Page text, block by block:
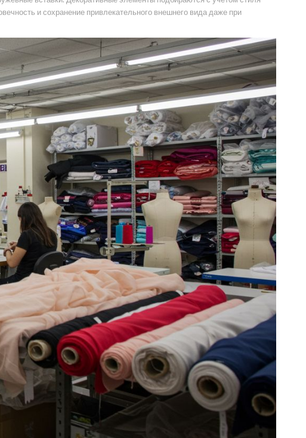
и сохранение привлекательного внешнего вида даже при